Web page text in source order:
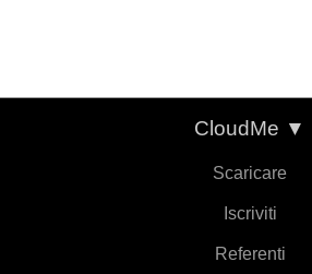
CloudMe ▼
Scaricare
Iscriviti
Referenti